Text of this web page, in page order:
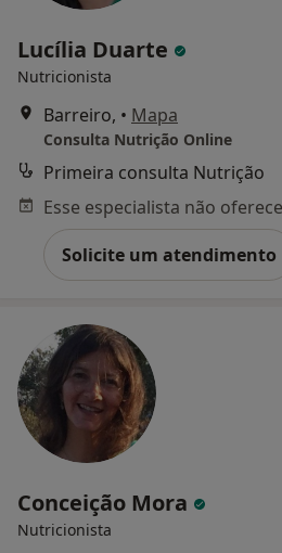
Lucília Duarte
Nutricionista
Barreiro, • Mapa
Consulta Nutrição Online
Primeira consulta Nutrição
Solicite um atendimento
Conceição Mora
Nutricionista